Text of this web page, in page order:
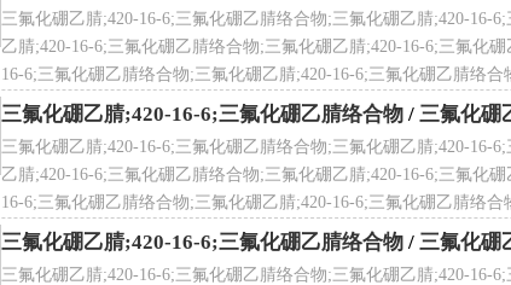
三氟化硼乙腈;420-16-6;三氟化硼乙腈络合物;三氟化硼乙腈;420-16-
乙腈;420-16-6;三氟化硼乙腈络合物;三氟化硼乙腈;420-16-6;三氟化
16-6;三氟化硼乙腈络合物;三氟化硼乙腈;420-16-6;三氟化硼乙腈络
化硼乙腈络合物;三氟化硼乙腈;420-16-6;三氟化硼乙腈络合物;
三氟化硼乙腈;420-16-6;三氟化硼乙腈络合物 / 三氟化硼
三氟化硼乙腈;420-16-6;三氟化硼乙腈络合物;三氟化硼乙腈;420-16-
乙腈;420-16-6;三氟化硼乙腈络合物;三氟化硼乙腈;420-16-6;三氟化
16-6;三氟化硼乙腈络合物;三氟化硼乙腈;420-16-6;三氟化硼乙腈络
化硼乙腈络合物;三氟化硼乙腈;420-16-6;三氟化硼乙腈络合物;
三氟化硼乙腈;420-16-6;三氟化硼乙腈络合物 / 三氟化硼
三氟化硼乙腈;420-16-6;三氟化硼乙腈络合物;三氟化硼乙腈;420-16-